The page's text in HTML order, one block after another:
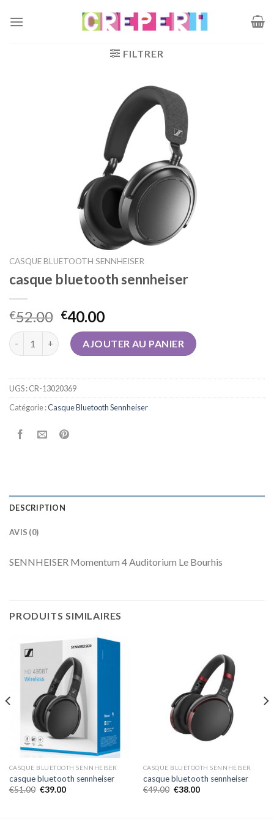
FILTRER
CASQUE BLUETOOTH SENNHEISER
casque bluetooth sennheiser
€52.00 €40.00
quantité de casque bluetooth sennheiser
AJOUTER AU PANIER
UGS :CR-13020369
Catégorie :Casque Bluetooth Sennheiser
DESCRIPTION
AVIS (0)
SENNHEISER Momentum 4 Auditorium Le Bourhis
PRODUITS SIMILAIRES
CASQUE BLUETOOTH SENNHEISER
casque bluetooth sennheiser
€51.00 €39.00
CASQUE BLUETOOTH SENNHEISER
casque bluetooth sennheiser
€49.00 €38.00